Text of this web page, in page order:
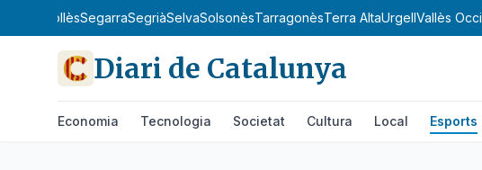
RipollèsSegarraSegriàSelvaSolsonèsTarragonèsTerra AltaUrgellVallès
Diari de Catalunya
Economia Tecnologia Societat Cultura Local Esports